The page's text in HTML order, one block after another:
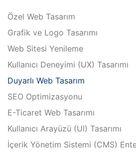
Özel Web Tasarım
Grafik ve Logo Tasarımı
Web Sitesi Yenileme
Kullanıcı Deneyimi (UX) Tasarımı
Duyarlı Web Tasarım
SEO Optimizasyonu
E-Ticaret Web Tasarımı
Kullanıcı Arayüzü (UI) Tasarımı
İçerik Yönetim Sistemi (CMS)